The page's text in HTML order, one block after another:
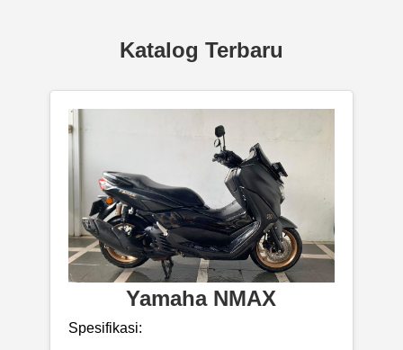
Katalog Terbaru
Yamaha NMAX
Spesifikasi: